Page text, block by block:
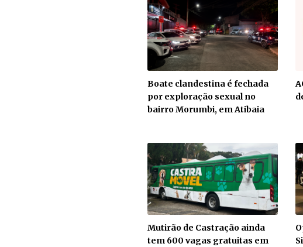
Boate clandestina é fechada
por exploração sexual no
bairro Morumbi, em Atibaia
Mutirão de Castração ainda
tem 600 vagas gratuitas em